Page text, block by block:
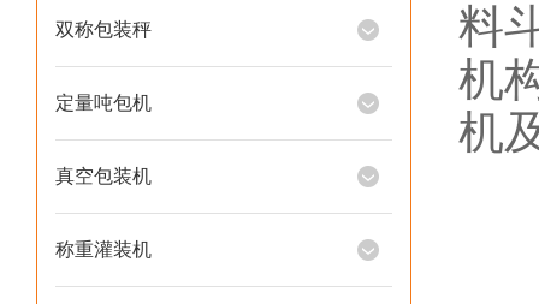
双称包装秤
定量吨包机
真空包装机
称重灌装机
料
机
机